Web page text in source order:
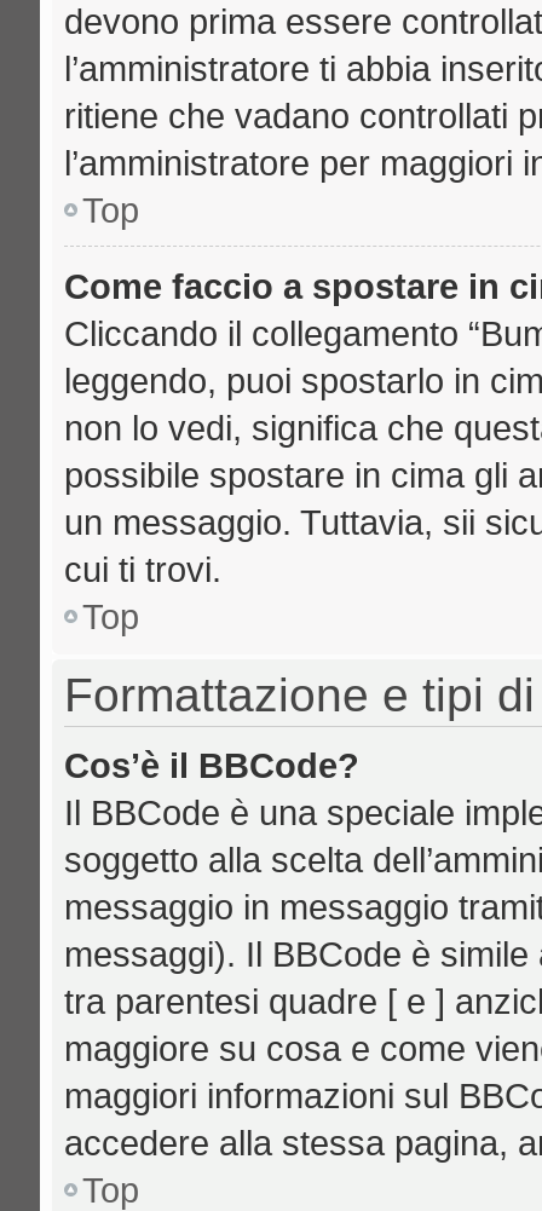
devono prima essere
l’amministratore ti abbia
ritiene che vadano controllati
l’amministratore per maggiori
Top
Come faccio a spostare in
Cliccando il collegamento
leggendo, puoi spostarlo in
non lo vedi, significa che
possibile spostare in cima gli
un messaggio. Tuttavia, sii
cui ti trovi.
Top
Formattazione e tipi
Cos’è il BBCode?
Il BBCode è una speciale
soggetto alla scelta
messaggio in messaggio
messaggi). Il BBCode è
tra parentesi quadre [ e ]
maggiore su cosa e come
maggiori informazioni sul
accedere alla stessa pagina,
Top